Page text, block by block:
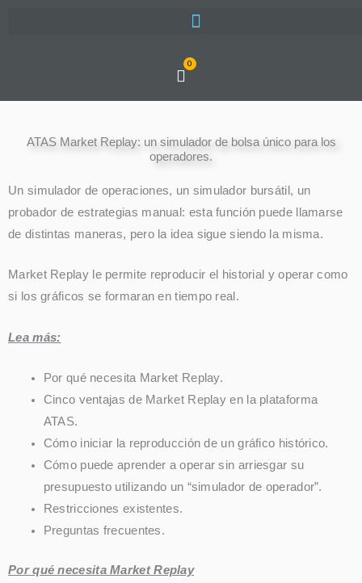
0
Cart
ATAS Market Replay: un simulador de bolsa único para los
operadores.
Un simulador de operaciones, un simulador bursátil, un
probador de estrategias manual: esta función puede llamarse
de distintas maneras, pero la idea sigue siendo la misma.
Market Replay le permite reproducir el historial y operar como
si los gráficos se formaran en tiempo real.
Lea más:
Por qué necesita Market Replay.
Cinco ventajas de Market Replay en la plataforma
ATAS.
Cómo iniciar la reproducción de un gráfico histórico.
Cómo puede aprender a operar sin arriesgar su
presupuesto utilizando un “simulador de operador”.
Restricciones existentes.
Preguntas frecuentes.
Por qué necesita Market Replay